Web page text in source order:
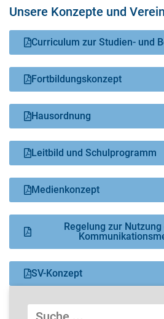
Unsere Konzepte und
Curriculum zur Studien- und
Fortbildungskonzept
Hausordnung
Leitbild und Schulprogramm
Medienkonzept
Regelung zur
SV-Konzept